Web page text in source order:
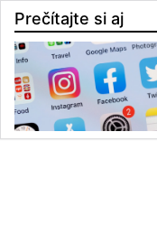
Prečítajte si aj